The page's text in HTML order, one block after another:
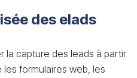
des elads
la capture des leads à partir
formulaires web, les